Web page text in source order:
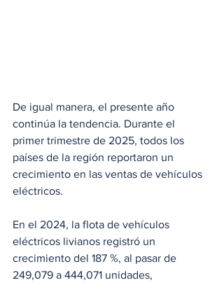
De igual manera, el presente año
continúa la tendencia. Durante el
primer trimestre de 2025, todos los
países de la región reportaron un
crecimiento en las ventas de vehículos
eléctricos.
En el 2024, la flota de vehículos
eléctricos livianos registró un
crecimiento del 187 %, al pasar de
249,079 a 444,071 unidades,